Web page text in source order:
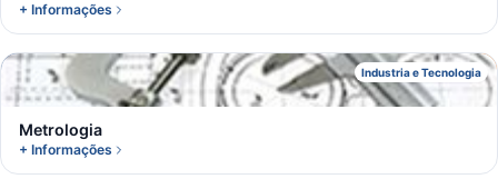
+ Informações
Industria e Tecnologia
M
Metrologia
+ Informações